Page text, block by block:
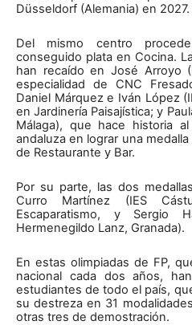
Düsseldorf (Alemania) en 2027.
Del mismo centro
conseguido plata en Cocina.
han recaído en José Arroyo
especialidad de CNC
Daniel Márquez e Iván López
en Jardinería Paisajística; y
Málaga), que hace historia
andaluza en lograr una
de Restaurante y Bar.
Por su parte, las dos
Curro Martínez (IES
Escaparatismo, y Sergio
Hermenegildo Lanz, Granada).
En estas olimpiadas de FP,
nacional cada dos años,
estudiantes de todo el país,
su destreza en 31
otras tres de demostración.